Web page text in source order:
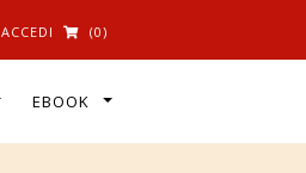
ACCEDI (0)
EBOOK